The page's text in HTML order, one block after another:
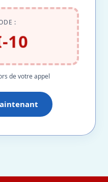
:
10
de votre appel